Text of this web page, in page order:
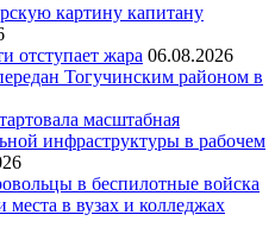
картину капитану
отступает жара 06.08.2026
Тогучинским районом в
масштабная
инфраструктуры в рабочем
в беспилотные войска
в вузах и колледжах